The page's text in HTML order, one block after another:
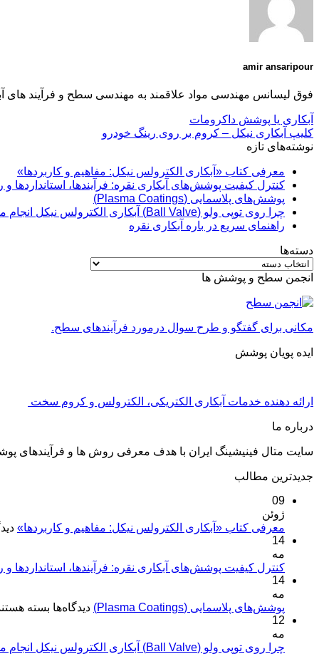
amir ansaripour
فوق لیسانس مهندسی مواد علاقمند به مهندسی سطح و فرآیند های
آبکاری یا پوشش داکرومات
کلیپ آبکاری نیکل – کروم بر روی رینگ خودرو
نوشته‌های تازه
معرفی کتاب «آبکاری الکترولس نیکل: مفاهیم و کاربردها»
کنترل کیفیت پوشش‌های آبکاری نقره: فرآیندها، استانداردها
پوشش‌های پلاسمایی (Plasma Coatings)
چرا روی توپی‌ ولو (Ball Valve) آبکاری الکترولس نیکل انجام می‌شود؟
راهنمای سریع در باره آبکاری نقره
دسته‌ها
دسته‌ها
انجمن سطح و پوشش ها
مکانی برای گفتگو و طرح سوال درمورد فرآیندهای سطح.
ایده پویان پوشش
ارائه دهنده خدمات آبکاری الکتریکی، الکترولس و کروم سخت
درباره ما
سایت متال فینیشینگ ایران با هدف معرفی روش ها و فرآیندهای
جدیدترین مطالب
09
ژوئن
معرفی کتاب «آبکاری الکترولس نیکل: مفاهیم و کاربردها»
14
مه
کنترل کیفیت پوشش‌های آبکاری نقره: فرآیندها، استانداردها
14
مه
پوشش‌های پلاسمایی (Plasma Coatings)
دیدگاه‌ها برای
(Plasma
بسته
12
مه
چرا روی توپی‌ ولو (Ball Valve) آبکاری الکترولس نیکل انجام می‌شود؟